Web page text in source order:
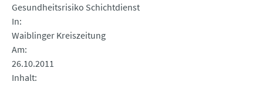
Gesundheitsrisiko Schichtdienst
In
Waiblinger Kreiszeitung
Am
26.10.2011
Inhalt